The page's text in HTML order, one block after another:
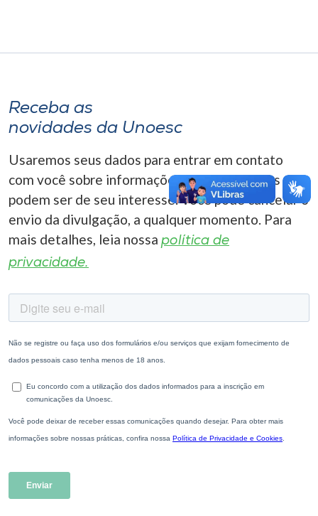
Receba as
novidades da Unoesc
Usaremos seus dados para entrar em contato
com você sobre informações correlacionadas que
podem ser de seu interesse. Você pode cancelar o
envio da divulgação, a qualquer momento. Para
mais detalhes, leia nossa política de
privacidade.